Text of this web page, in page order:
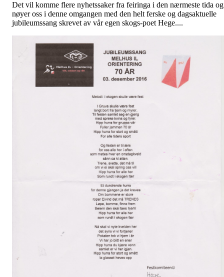
Det vil komme flere nyhetssaker fra feiringa i den nærmeste tida og
nøyer oss i denne omgangen med den helt ferske og dagsaktuelle
jubileumssang skrevet av vår egen skogs-poet Hege....